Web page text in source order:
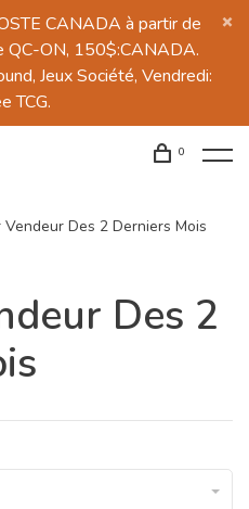
CANADA à partir de
QC-ON, 150$:CANADA.
Jeux Société, Vendredi:
TCG.
0
Des 2 Derniers Mois
Des 2